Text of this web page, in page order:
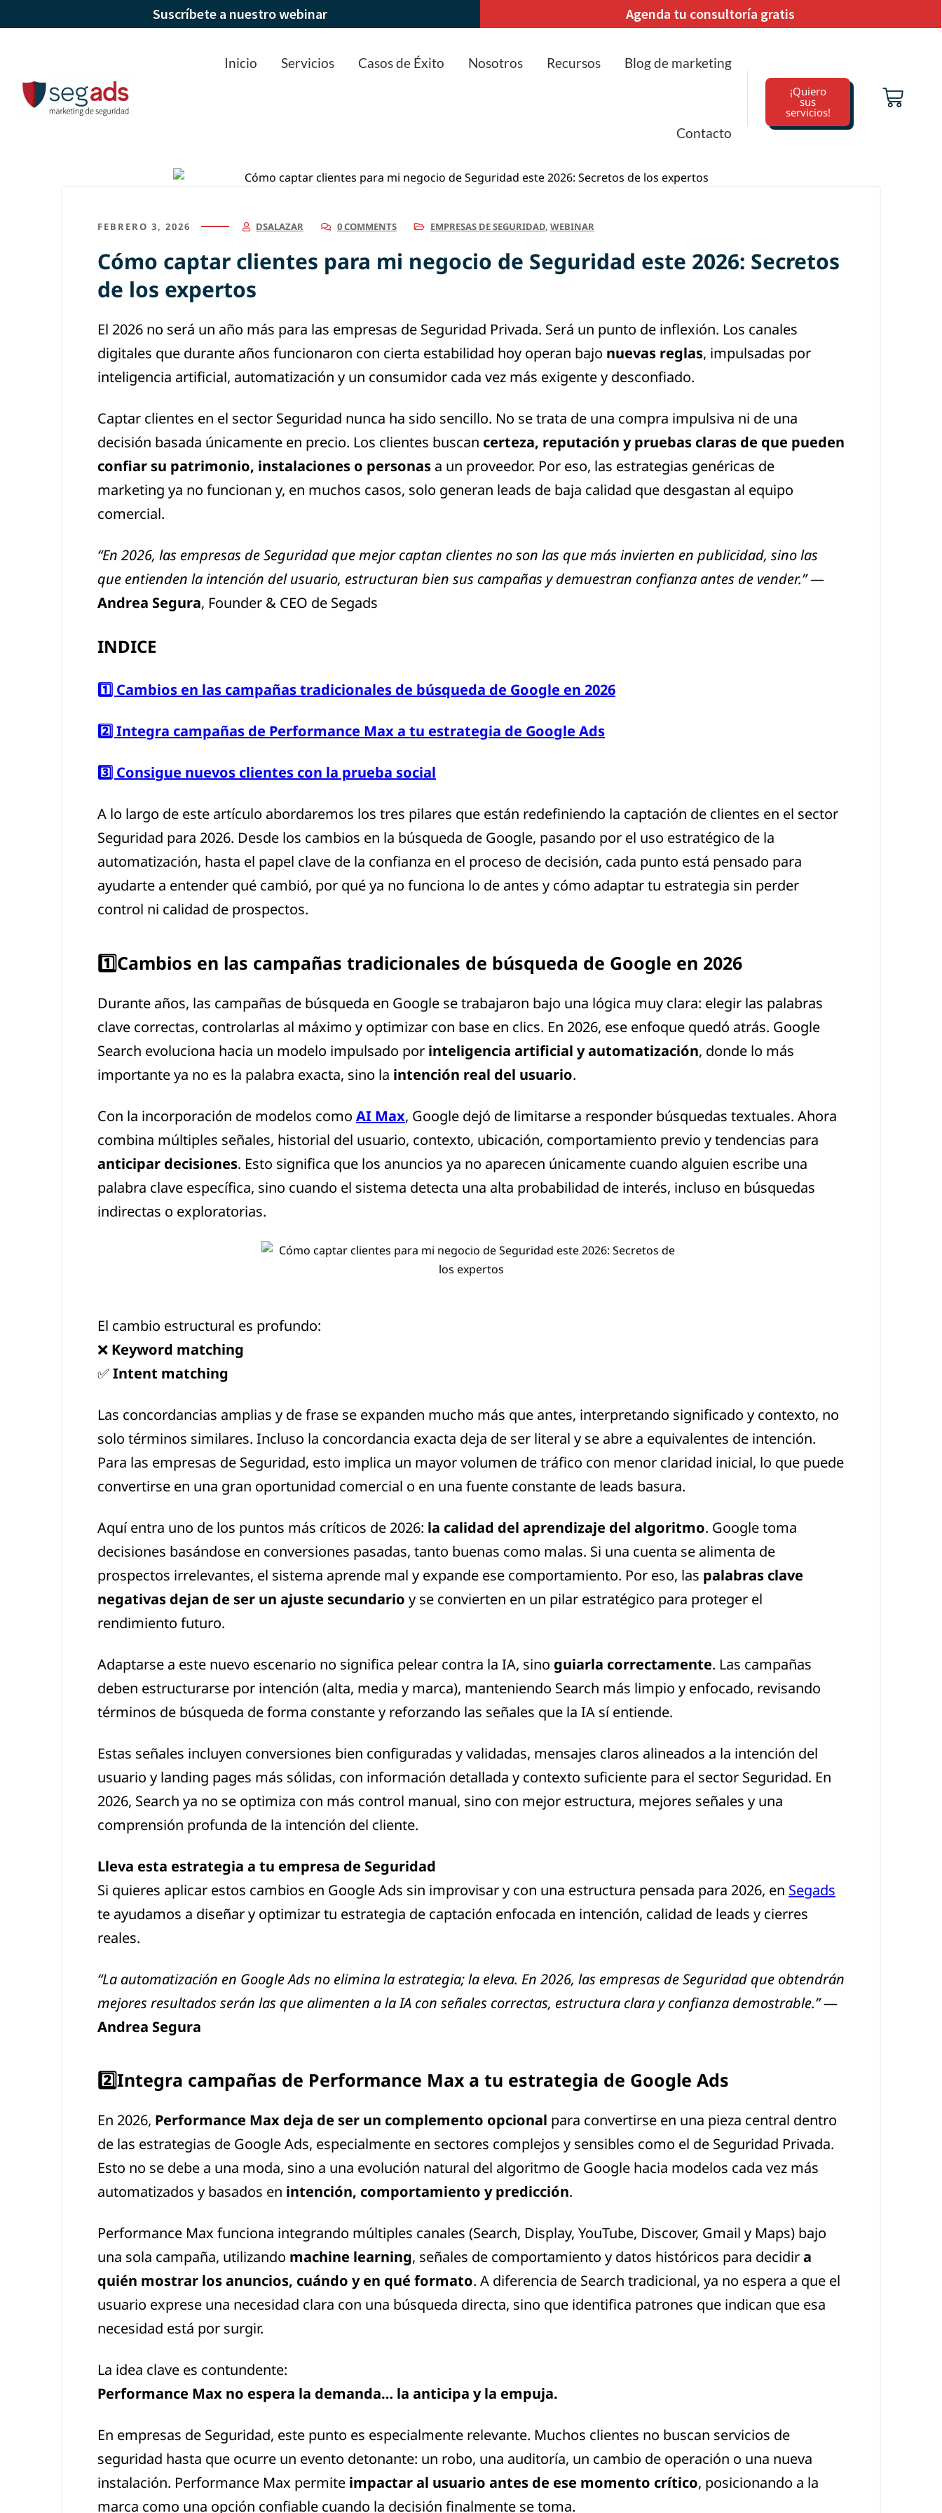
Suscríbete a nuestro webinar Agenda tu consultoría gratis
Inicio Servicios Casos de Éxito Nosotros Recursos Blog de marketing
Contacto
¡Quiero
sus
servicios!
FEBRERO 3, 2026 DSALAZAR 0 COMMENTS EMPRESAS DE SEGURIDAD, WEBINAR
Cómo captar clientes para mi negocio de Seguridad este 2026: Secretos
de los expertos
El 2026 no será un año más para las empresas de Seguridad Privada. Será un punto de inflexión. Los canales
digitales que durante años funcionaron con cierta estabilidad hoy operan bajo nuevas reglas, impulsadas por
inteligencia artificial, automatización y un consumidor cada vez más exigente y desconfiado.
Captar clientes en el sector Seguridad nunca ha sido sencillo. No se trata de una compra impulsiva ni de una
decisión basada únicamente en precio. Los clientes buscan certeza, reputación y pruebas claras de que pueden
confiar su patrimonio, instalaciones o personas a un proveedor. Por eso, las estrategias genéricas de
marketing ya no funcionan y, en muchos casos, solo generan leads de baja calidad que desgastan al equipo
comercial.
“En 2026, las empresas de Seguridad que mejor captan clientes no son las que más invierten en publicidad, sino las
que entienden la intención del usuario, estructuran bien sus campañas y demuestran confianza antes de vender.”—
Andrea Segura, Founder & CEO de Segads
INDICE
1️⃣ Cambios en las campañas tradicionales de búsqueda de Google en 2026
2️⃣ Integra campañas de Performance Max a tu estrategia de Google Ads
3️⃣ Consigue nuevos clientes con la prueba social
A lo largo de este artículo abordaremos los tres pilares que están redefiniendo la captación de clientes en el sector
Seguridad para 2026. Desde los cambios en la búsqueda de Google, pasando por el uso estratégico de la
automatización, hasta el papel clave de la confianza en el proceso de decisión, cada punto está pensado para
ayudarte a entender qué cambió, por qué ya no funciona lo de antes y cómo adaptar tu estrategia sin perder
control ni calidad de prospectos.
1️⃣Cambios en las campañas tradicionales de búsqueda de Google en 2026
Durante años, las campañas de búsqueda en Google se trabajaron bajo una lógica muy clara: elegir las palabras
clave correctas, controlarlas al máximo y optimizar con base en clics. En 2026, ese enfoque quedó atrás. Google
Search evoluciona hacia un modelo impulsado por inteligencia artificial y automatización, donde lo más
importante ya no es la palabra exacta, sino la intención real del usuario.
Con la incorporación de modelos como AI Max, Google dejó de limitarse a responder búsquedas textuales. Ahora
combina múltiples señales, historial del usuario, contexto, ubicación, comportamiento previo y tendencias para
anticipar decisiones. Esto significa que los anuncios ya no aparecen únicamente cuando alguien escribe una
palabra clave específica, sino cuando el sistema detecta una alta probabilidad de interés, incluso en búsquedas
indirectas o exploratorias.
El cambio estructural es profundo:
❌ Keyword matching
✅Intent matching
Las concordancias amplias y de frase se expanden mucho más que antes, interpretando significado y contexto, no
solo términos similares. Incluso la concordancia exacta deja de ser literal y se abre a equivalentes de intención.
Para las empresas de Seguridad, esto implica un mayor volumen de tráfico con menor claridad inicial, lo que puede
convertirse en una gran oportunidad comercial o en una fuente constante de leads basura.
Aquí entra uno de los puntos más críticos de 2026: la calidad del aprendizaje del algoritmo. Google toma
decisiones basándose en conversiones pasadas, tanto buenas como malas. Si una cuenta se alimenta de
prospectos irrelevantes, el sistema aprende mal y expande ese comportamiento. Por eso, las palabras clave
negativas dejan de ser un ajuste secundario y se convierten en un pilar estratégico para proteger el
rendimiento futuro.
Adaptarse a este nuevo escenario no significa pelear contra la IA, sino guiarla correctamente. Las campañas
deben estructurarse por intención (alta, media y marca), manteniendo Search más limpio y enfocado, revisando
términos de búsqueda de forma constante y reforzando las señales que la IA sí entiende.
Estas señales incluyen conversiones bien configuradas y validadas, mensajes claros alineados a la intención del
usuario y landing pages más sólidas, con información detallada y contexto suficiente para el sector Seguridad. En
2026, Search ya no se optimiza con más control manual, sino con mejor estructura, mejores señales y una
comprensión profunda de la intención del cliente.
Lleva esta estrategia a tu empresa de Seguridad
Si quieres aplicar estos cambios en Google Ads sin improvisar y con una estructura pensada para 2026, en Segads
te ayudamos a diseñar y optimizar tu estrategia de captación enfocada en intención, calidad de leads y cierres
reales.
“La automatización en Google Ads no elimina la estrategia; la eleva. En 2026, las empresas de Seguridad que obtendrán
mejores resultados serán las que alimenten a la IA con señales correctas, estructura clara y confianza demostrable.”—
Andrea Segura
2️⃣Integra campañas de Performance Max a tu estrategia de Google Ads
En 2026, Performance Max deja de ser un complemento opcional para convertirse en una pieza central dentro
de las estrategias de Google Ads, especialmente en sectores complejos y sensibles como el de Seguridad Privada.
Esto no se debe a una moda, sino a una evolución natural del algoritmo de Google hacia modelos cada vez más
automatizados y basados en intención, comportamiento y predicción.
Performance Max funciona integrando múltiples canales (Search, Display, YouTube, Discover, Gmail y Maps) bajo
una sola campaña, utilizando machine learning, señales de comportamiento y datos históricos para decidira
quién mostrar los anuncios, cuándo y en qué formato. A diferencia de Search tradicional, ya no espera a que el
usuario exprese una necesidad clara con una búsqueda directa, sino que identifica patrones que indican que esa
necesidad está por surgir.
La idea clave es contundente:
Performance Max no espera la demanda… la anticipa y la empuja.
En empresas de Seguridad, este punto es especialmente relevante. Muchos clientes no buscan servicios de
seguridad hasta que ocurre un evento detonante: un robo, una auditoría, un cambio de operación o una nueva
instalación. Performance Max permite impactar al usuario antes de ese momento crítico, posicionando a la
marca como una opción confiable cuando la decisión finalmente se toma.